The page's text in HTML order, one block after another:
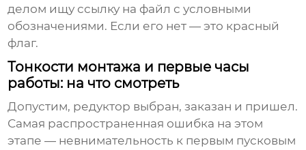
делом ищу ссылку на файл с условными
обозначениями. Если его нет — это красный
флаг.
Тонкости монтажа и первые часы
работы: на что смотреть
Допустим, редуктор выбран, заказан и пришел.
Самая распространенная ошибка на этом
этапе — невнимательность к первым пусковым